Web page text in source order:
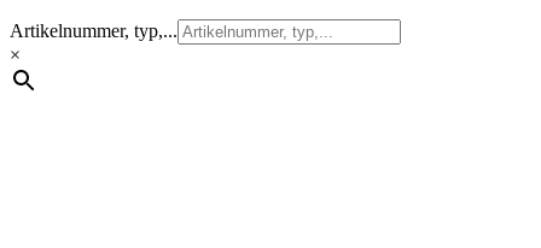
Artikelnummer, typ,...
×